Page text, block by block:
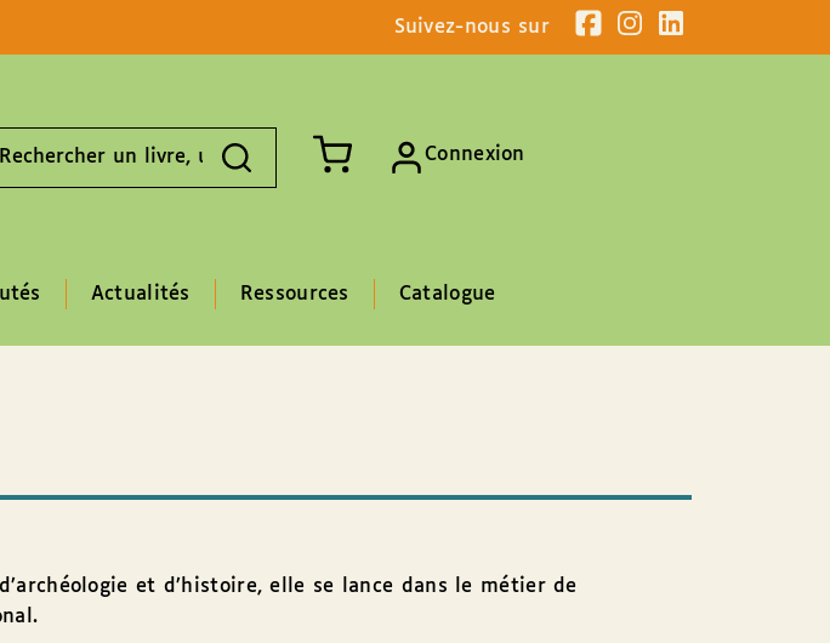
Suivez-nous sur
Connexion
Actualités Ressources Catalogue
et d’histoire, elle se lance dans le métier de